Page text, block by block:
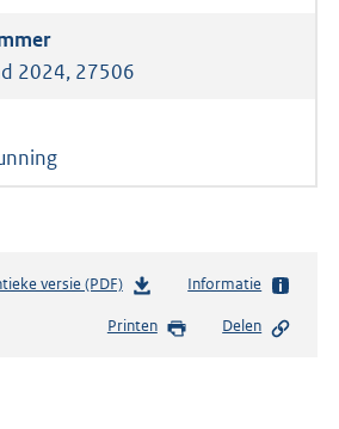
2024, 27506
versie (PDF)b
s
Informatie
Printen Delen